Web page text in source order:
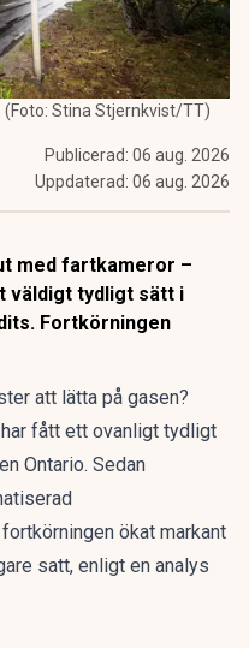
Stina Stjernkvist/TT)
Publicerad: 06 aug. 2026
Uppdaterad: 06 aug. 2026
med fartkameror –
väldigt tydligt sätt i
Fortkörningen
att lätta på gasen?
fått ett ovanligt tydligt
Ontario. Sedan
ökat markant
satt, enligt en analys